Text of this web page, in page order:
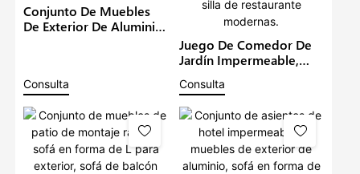
Conjunto De Muebles
De Exterior De Aluminio
De Centro
Consulta
Juego De Comedor De
Jardín Impermeable,
Balcón, Sillón Grande,
Muebles De Hotel, Sillas
De Exterior Con Mesa,
Mesa Y Silla De
Restaurante Modernas.
Consulta